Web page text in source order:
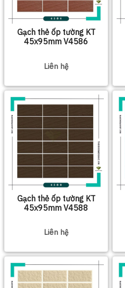
Gạch thẻ ốp tường KT
45x95mm V4586
Liên hệ
Gạch thẻ ốp tường KT
45x95mm V4588
Liên hệ